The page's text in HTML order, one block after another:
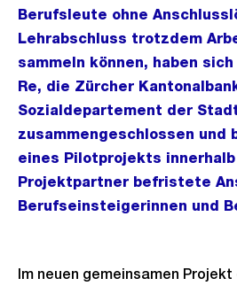
Berufsleute ohne
Lehrabschluss trotzdem
sammeln können, haben
Re, die Zürcher
Sozialdepartement der
zusammengeschlossen und
eines Pilotprojekts
Projektpartner befristete
Berufseinsteigerinnen und
Im neuen gemeinsamen Projekt